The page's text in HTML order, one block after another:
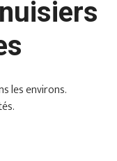
les environs.